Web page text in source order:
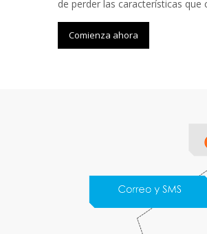
de perder las características
Comienza ahora